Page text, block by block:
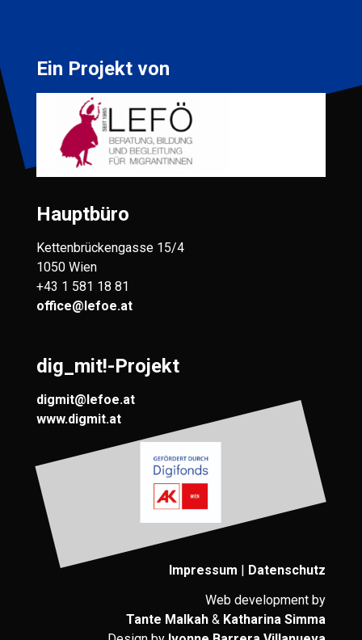
Ein Projekt von
Hauptbüro
Kettenbrückengasse 15/4
1050 Wien
+43 1 581 18 81
office@lefoe.at
dig_mit!-Projekt
digmit@lefoe.at
www.digmit.at
Impressum | Datenschutz
Web development by
Tante Malkah & Katharina Simma